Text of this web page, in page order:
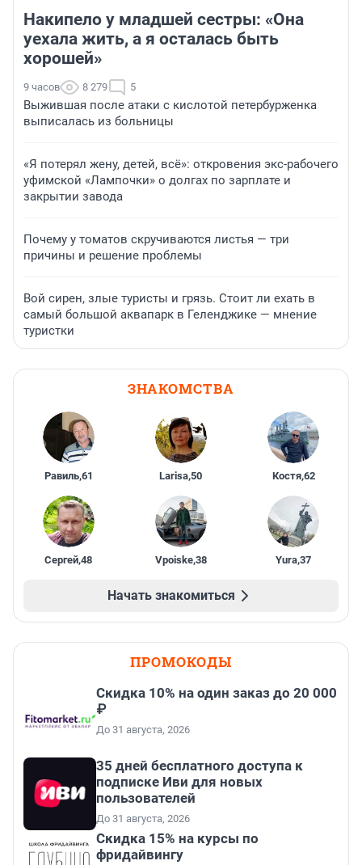
Накипело у младшей сестры: «Она
уехала жить, а я осталась быть
хорошей»
9 часов 8 279 5
Выжившая после атаки с кислотой петербурженка
выписалась из больницы
«Я потерял жену, детей, всё»: откровения экс-рабочего
уфимской «Лампочки» о долгах по зарплате и
закрытии завода
Почему у томатов скручиваются листья — три
причины и решение проблемы
Вой сирен, злые туристы и грязь. Стоит ли ехать в
самый большой аквапарк в Геленджике — мнение
туристки
ЗНАКОМСТВА
Равиль,61 Larisa,50 Костя,62
Сергей,48 Vpoiske,38 Yura,37
Начать знакомиться
ПРОМОКОДЫ
Скидка 10% на один заказ до 20 000
₽
До 31 августа, 2026
35 дней бесплатного доступа к
подписке Иви для новых
пользователей
До 31 августа, 2026
Скидка 15% на курсы по
фридайвингу